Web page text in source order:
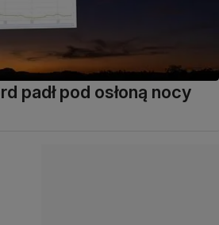
padł pod osłoną nocy